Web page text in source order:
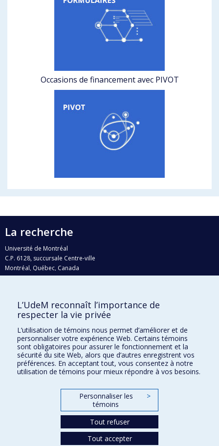
Occasions de financement avec PIVOT
La recherche
Université de Montréal
C.P. 6128, succursale Centre-ville
Montréal, Québec, Canada
H3C 3J7
Qui fait quoi?
Nous trouver
Plan du site
Accessibilité
L’UdeM reconnaît l’importance de
respecter la vie privée
L’utilisation de témoins nous permet d’améliorer et de
personnaliser votre expérience Web. Certains témoins
sont obligatoires pour assurer le fonctionnement et la
sécurité du site Web, alors que d’autres enregistrent vos
préférences. En acceptant tout, vous consentez à notre
utilisation de témoins pour mieux répondre à vos besoins.
Personnaliser les
témoins
>
Tout refuser
Tout accepter